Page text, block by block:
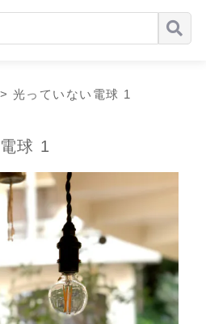
> 光っていない電球 1
球 1